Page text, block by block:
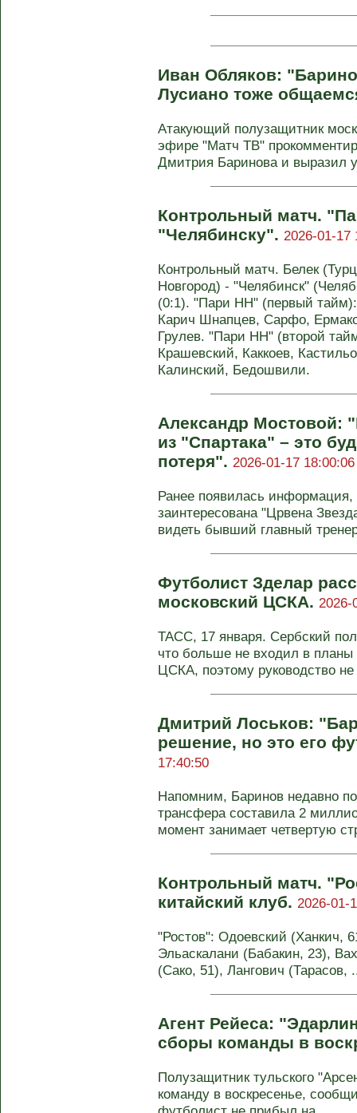
Иван Обляков:
Лусиано тоже
Атакующий полузащитник
эфире "Матч ТВ"
Дмитрия Баринова и выразил
Контрольный матч.
"Челябинску". 2026-01-17
Контрольный матч. Белек
Новгород) - "Челябинск"
(0:1). "Пари НН" (первый
Карич Шнапцев, Сарфо,
Грулев. "Пари НН" (второй
Крашевский, Каккоев,
Калинский, Бедошвили.
Александр Мостовой:
из "Спартака" – это
потеря". 2026-01-17 18:00:06
Ранее появилась информация,
заинтересована "Црвена
видеть бывший главный
Футболист Зделар
московский ЦСКА. 2026-
ТАСС, 17 января. Сербский
что больше не входил в планы
ЦСКА, поэтому руководство
Дмитрий Лоськов:
решение, но это его
17:40:50
Напомним, Баринов недавно
трансфера составила 2
момент занимает четвертую
Контрольный матч.
китайский клуб. 2026-01-
"Ростов": Одоевский (Ханкич,
Эльаскалани (Бабакин, 23),
(Сако, 51), Лангович (Тарасов,
Агент Рейеса:
сборы команды в
Полузащитник тульского
команду в воскресенье,